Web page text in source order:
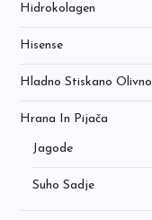
Hidrokolagen
Hisense
Hladno Stiskano
Hrana In Pijača
Jagode
Suho Sadje